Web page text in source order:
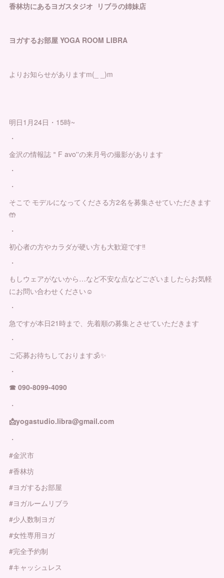
香林坊にあるヨガスタジオ リブラの姉妹店
ヨガするお部屋 YOGA ROOM LIBRA
よりお知らせがありますm(_ _)m
明日1月24日・15時~
・
金沢の情報誌＂F avo''の来月号の撮影があります
・
・
そこで モデルになってくださる方2名を募集させていただきます
🤲
・
初心者の方やカラダが硬い方も大歓迎です‼️
・
もしウェアがないから…など不安な点などございましたらお気軽
にお問い合わせください☺️
・
急ですが本日21時まで、先着順の募集とさせていただきます
・
ご応募お待ちしております🕉✨
・
☎︎ 090-8099-4090
・
📩yogastudio.libra@gmail.com
・
#金沢市
#香林坊
#ヨガするお部屋
#ヨガルームリブラ
#少人数制ヨガ
#女性専用ヨガ
#完全予約制
#キャッシュレス